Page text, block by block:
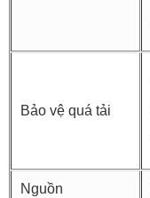
Bảo vệ quá tải
Nguồn